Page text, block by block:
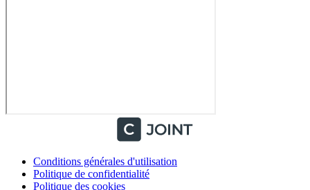
Conditions générales d'utilisation
Politique de confidentialité
Politique des cookies